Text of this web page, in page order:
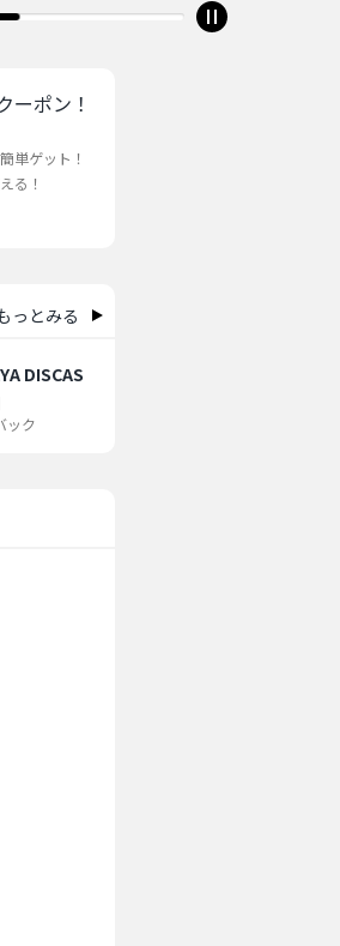
ーポン！
単ゲット！
る！
っとみる
DISCAS
ック